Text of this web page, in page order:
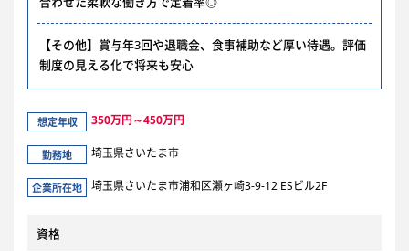
【その他】賞与年3回や退職金、食事補助など厚い待遇。評価
制度の見える化で将来も安心
想定年収 350万円～450万円
勤務地 埼玉県さいたま市
企業所在地 埼玉県さいたま市浦和区瀬ヶ崎3-9-12 ESビル2F
資格